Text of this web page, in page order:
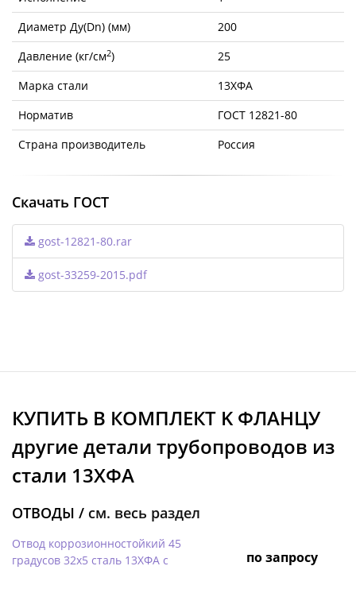
Диаметр Ду(Dn) (мм)
200
Давление (кг/см2)
25
Марка стали
13ХФА
Норматив
ГОСТ 12821-80
Страна производитель
Россия
Скачать ГОСТ
gost-12821-80.rar
gost-33259-2015.pdf
КУПИТЬ В КОМПЛЕКТ K ФЛАНЦУ
другие детали трубопроводов из
стали 13ХФА
ОТВОДЫ / см. весь раздел
Отвод коррозионностойкий 45
градусов 32х5 сталь 13ХФА с
по запросу